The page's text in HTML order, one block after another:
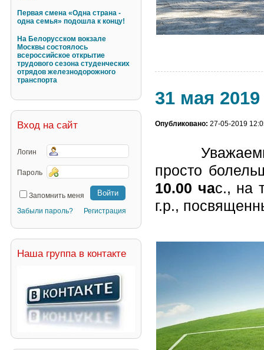
Первая смена «Одна страна -
одна семья» подошла к концу!
На Белорусском вокзале
Москвы состоялось
всероссийское открытие
трудового сезона студенческих
отрядов железнодорожного
транспорта
Вход на сайт
Логин
Пароль
Запомнить меня
Забыли пароль?
Регистрация
Наша группа в контакте
31 мая
Опубликовано: 27-05-2019
просто
10.00 час., на
г.р.,